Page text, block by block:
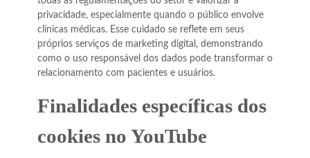
privacidade, especialmente quando o público envolve
clínicas médicas. Esse cuidado se reflete em seus
próprios serviços de marketing digital, demonstrando
como o uso responsável dos dados pode transformar o
relacionamento com pacientes e usuários.
Finalidades específicas dos
cookies no YouTube